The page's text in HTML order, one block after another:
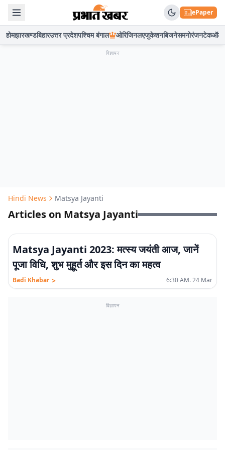
ePaper
होमझारखण्डबिहारउत्तर प्रदेशपश्चिम बंगाल ओरिजिनलएजुकेशनबिजनेसमनोरंजनटेकऑटो
विज्ञापन
Hindi News Matsya Jayanti
Articles on Matsya Jayanti
Matsya Jayanti 2023: मत्स्य जयंती आज, जानें
पूजा विधि, शुभ मुहूर्त और इस दिन का महत्व
Badi Khabar > 6:30 AM. 24 Mar
विज्ञापन